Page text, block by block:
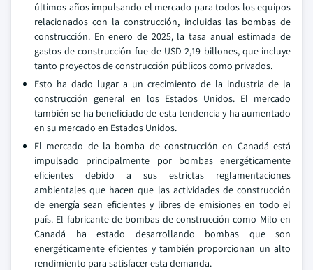
últimos años impulsando el mercado para todos los equipos
relacionados con la construcción, incluidas las bombas de
construcción. En enero de 2025, la tasa anual estimada de
gastos de construcción fue de USD 2,19 billones, que incluye
tanto proyectos de construcción públicos como privados.
Esto ha dado lugar a un crecimiento de la industria de la
construcción general en los Estados Unidos. El mercado
también se ha beneficiado de esta tendencia y ha aumentado
en su mercado en Estados Unidos.
El mercado de la bomba de construcción en Canadá está
impulsado principalmente por bombas energéticamente
eficientes debido a sus estrictas reglamentaciones
ambientales que hacen que las actividades de construcción
de energía sean eficientes y libres de emisiones en todo el
país. El fabricante de bombas de construcción como Milo en
Canadá ha estado desarrollando bombas que son
energéticamente eficientes y también proporcionan un alto
rendimiento para satisfacer esta demanda.